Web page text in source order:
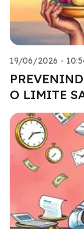
19/06/2026 -
O LIMITE